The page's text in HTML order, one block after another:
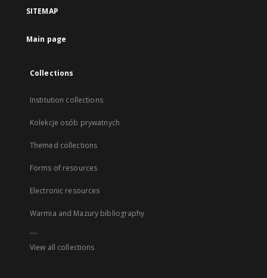
SITEMAP
Main page
Collections
Institution collections
Kolekcje osób prywatnych
Themed collections
Forms of resources
Electronic resources
Warmia and Mazury bibliography
...
View all collections